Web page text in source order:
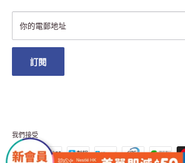
雀巢會員獎賞
澳門地區送貨
你的電郵地址
訂閱
我們接受